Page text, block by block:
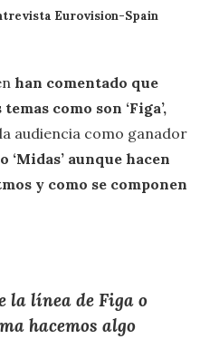
Eurovision-Spain
han comentado que
como son ‘Figa’,
audiencia como ganador
‘Midas’ aunque hacen
y como se componen
la línea de Figa o
hacemos algo